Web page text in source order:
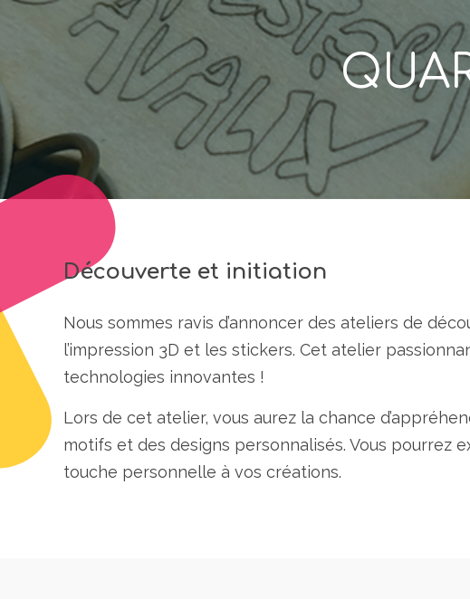
Découverte et initiation
Nous sommes ravis d’annoncer des ateliers de
l’impression 3D et les stickers. Cet atelier
technologies innovantes !
Lors de cet atelier, vous aurez la chance
motifs et des designs personnalisés. Vous pourrez
touche personnelle à vos créations.